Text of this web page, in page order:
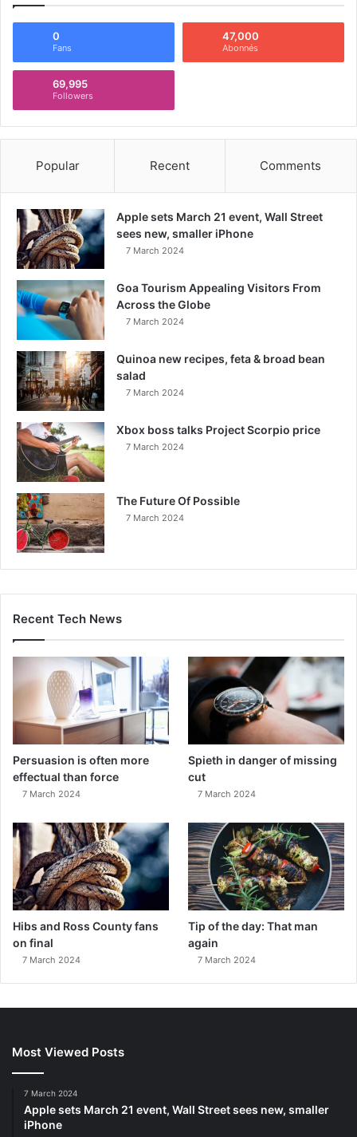
0
Fans
47,000
Abonnés
69,995
Followers
Popular Recent Comments
Apple sets March 21 event, Wall Street
sees new, smaller iPhone
7 March 2024
Goa Tourism Appealing Visitors From
Across the Globe
7 March 2024
Quinoa new recipes, feta & broad bean
salad
7 March 2024
Xbox boss talks Project Scorpio price
7 March 2024
The Future Of Possible
7 March 2024
Recent Tech News
Persuasion is often more
effectual than force
7 March 2024
Spieth in danger of missing
cut
7 March 2024
Hibs and Ross County fans
on final
7 March 2024
Tip of the day: That man
again
7 March 2024
Most Viewed Posts
7 March 2024
Apple sets March 21 event, Wall Street sees new, smaller
iPhone